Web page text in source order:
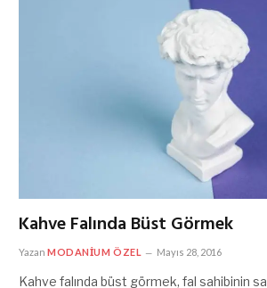
Kahve Falında Büst Görmek
Yazan MODANIUM ÖZEL Mayıs 28, 2016
Kahve falında büst görmek, fal sahibinin